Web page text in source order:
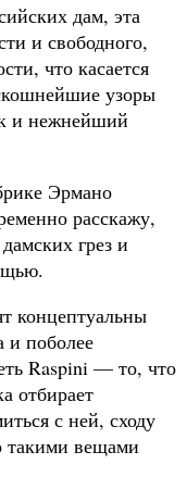
дам, эта
и свободного,
что касается
узоры
и нежнейший
Эрмано
расскажу,
грез и
концептуальны
и поболее
Raspini — то, что
отбирает
с ней, сходу
такими вещами